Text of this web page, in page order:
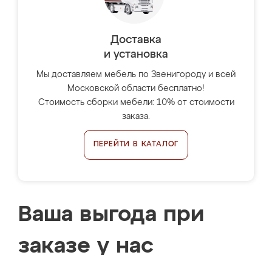
Доставка
и установка
Мы доставляем мебель по Звенигороду и всей
Московской области бесплатно!
Стоимость сборки мебели: 10% от стоимости
заказа.
ПЕРЕЙТИ В КАТАЛОГ
Ваша выгода при
заказе у нас